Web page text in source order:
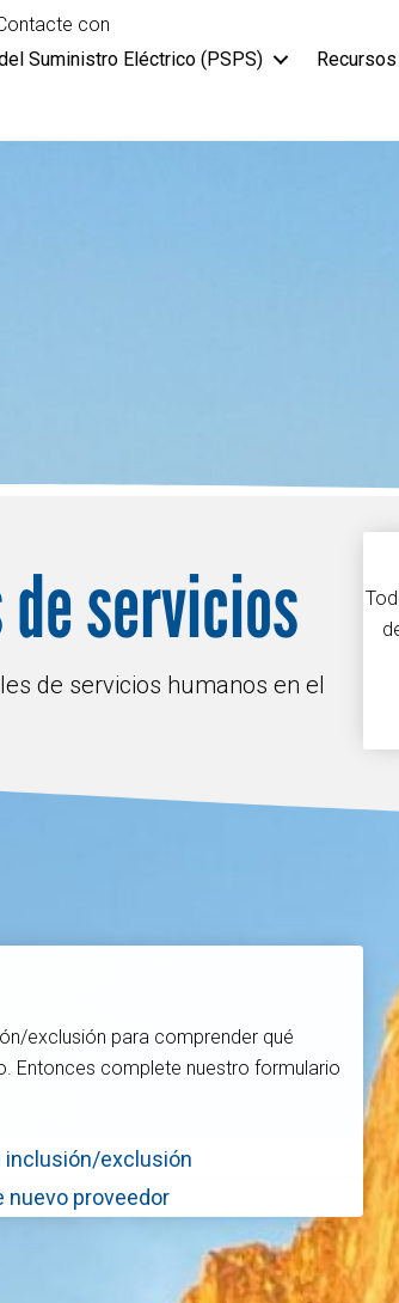
con
Suministro Eléctrico (PSPS)
servicios
de servicios humanos en el
exclusión para comprender qué
Entonces complete nuestro formulario
inclusión/exclusión
nuevo proveedor